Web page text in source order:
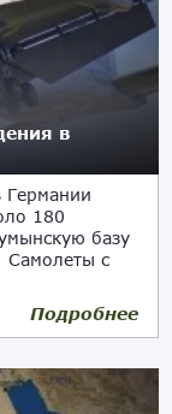
в
180
базу
Самолеты с
Подробнее